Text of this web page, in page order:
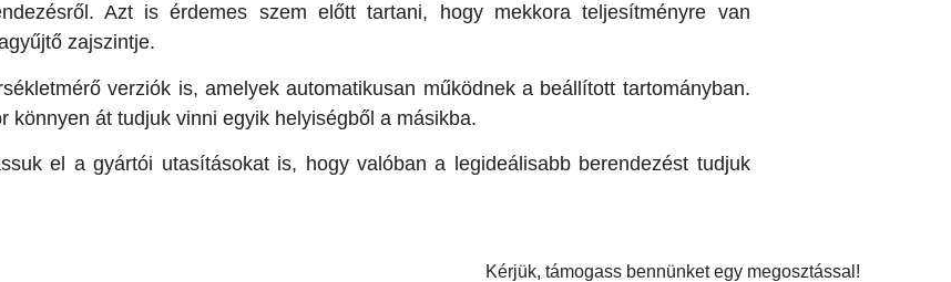
Azt is érdemes szem előtt tartani, hogy mekkora teljesítményre van
zajszintje.
verziók is, amelyek automatikusan működnek a beállított tartományban.
könnyen át tudjuk vinni egyik helyiségből a másikba.
el a gyártói utasításokat is, hogy valóban a legideálisabb berendezést tudjuk
Kérjük, támogass bennünket egy megosztással!